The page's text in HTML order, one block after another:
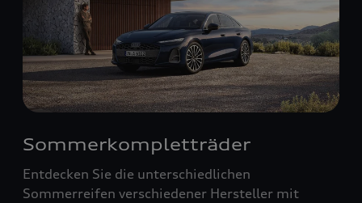
Sommerkompletträder
Entdecken Sie die unterschiedlichen
Sommerreifen verschiedener Hersteller mit